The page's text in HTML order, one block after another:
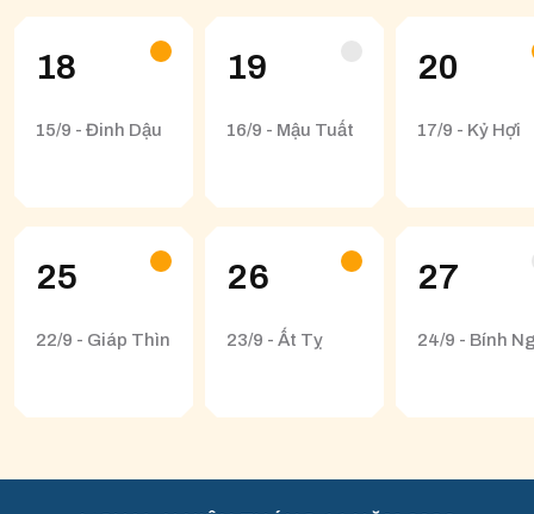
18
15/9 - Đinh Dậu
19
16/9 - Mậu Tuất
20
17/9 - Kỷ Hợi
25
22/9 - Giáp Thìn
26
23/9 - Ất Tỵ
27
24/9 - Bính